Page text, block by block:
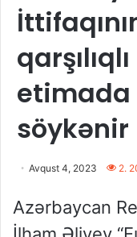
etimada
söykənir
Avqust 4, 2023 2.
Azərbaycan